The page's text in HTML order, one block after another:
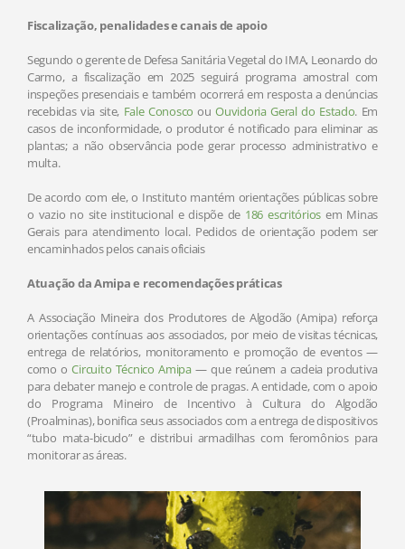
Fiscalização, penalidades e canais de apoio
Segundo o gerente de Defesa Sanitária Vegetal do IMA, Leonardo do
Carmo, a fiscalização em 2025 seguirá programa amostral com
inspeções presenciais e também ocorrerá em resposta a denúncias
recebidas via site, Fale Conosco ouOuvidoria Geral do Estado. Em
casos de inconformidade, o produtor é notificado para eliminar as
plantas; a não observância pode gerar processo administrativo e
multa.
De acordo com ele, o Instituto mantém orientações públicas sobre
o vazio no site institucional e dispõe de 186 escritórios em Minas
Gerais para atendimento local. Pedidos de orientação podem ser
encaminhados pelos canais oficiais
Atuação da Amipa e recomendações práticas
A Associação Mineira dos Produtores de Algodão (Amipa) reforça
orientações contínuas aos associados, por meio de visitas técnicas,
entrega de relatórios, monitoramento e promoção de eventos —
como oCircuito Técnico Amipa— que reúnem a cadeia produtiva
para debater manejo e controle de pragas. A entidade, com o apoio
do Programa Mineiro de Incentivo à Cultura do Algodão
(Proalminas), bonifica seus associados com a entrega de dispositivos
“tubo mata-bicudo” e distribui armadilhas com feromônios para
monitorar as áreas.